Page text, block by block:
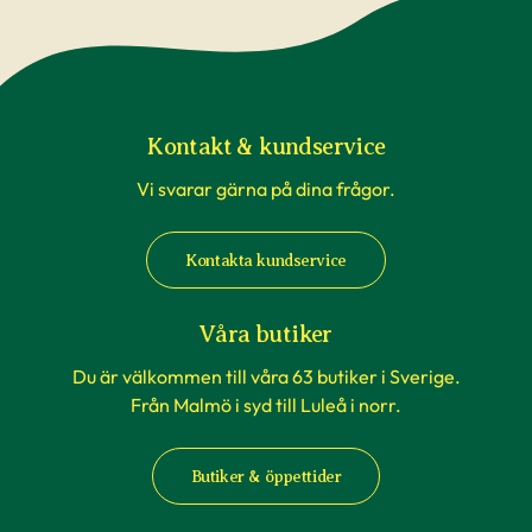
transport är inte underlag för reklamation. Om
du beställer till en av våra butiker, sköts detta av
rådande väderförhållanden.
När du köper häckväxter - före
plantering
Att förbereda grävningen är att rekommendera,
men tänk på att inte boka markanläggare,
hyrsläp eller andra tjänster kopplat till själva
planteringen innan du vet säkert att
häckplantorna är på plats hemma. Våra
leveranstider kan komma att ändras när du
exempelvis förbokat häckplantor långt i förväg.
Kontakt & kundservice
Vi svarar gärna på dina frågor.
Kontakta kundservice
Våra butiker
Du är välkommen till våra 63 butiker i Sverige.
Från Malmö i syd till Luleå i norr.
Butiker & öppettider